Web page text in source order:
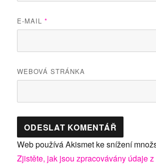
E-MAIL*
WEBOVÁ STRÁNKA
Web používá Akismet ke snížení
Zjistěte, jak jsou zpracovávány údaje z